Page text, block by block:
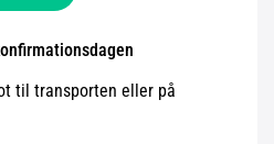
til transporten eller på